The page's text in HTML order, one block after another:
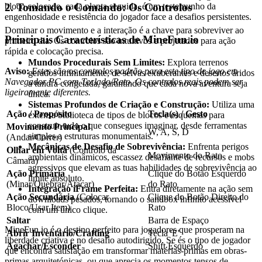
bloco colocado, cada planta seguida, é um testemunho da
engenhosidade e resistência do jogador face a desafios persistentes.
Principais Características de MineFun.io
Mundos Procedurais Sem Limites: Explora terrenos
gerados infinitamente, de selvas exuberantes e desertos áridos
a tundra congelada, garantindo que cada nova aventura seja
única.
Sistemas Profundos de Criação e Construção: Utiliza uma
extensa biblioteca de tipos de blocos e esquemas para
construir tudo o que consegues imaginar, desde ferramentas
simples a estruturas monumentais.
Mecânicas de Desafio de Sobrevivência: Enfrenta perigos
ambientais dinâmicos, escassez desafiante de recursos e mobs
agressivos que elevam as tuas habilidades de sobrevivência ao
limite absoluto.
Integração iFrame Perfeita: Entra diretamente na ação sem
downloads pesados, tornando o sandbox infinito acessível
com um único clique.
MineFun.io é o destino perfeito para jogadores que prosperam na
liberdade criativa e no desafio autodirigido. Se és o tipo de jogador
que encontra satisfação em transformar matérias-primas em obras-
2. Tomando o Comando: Os Controlos
Dominar o movimento e a interação é a chave para sobreviver ao
primeiro dia. Os controlos são intuitivos e projetados para ação
rápida e colocação precisa.
Aviso: Estes são os controlos padrão para este tipo de jogo em
Navegador PC com Teclado/Rato. Os controlos reais podem ser
ligeiramente diferentes.
Ação / Propósito
Tecla(s) / Gesto
Movimento Principal
(Andar/Correr)
W, A, S, D
Olhar em Volta(Controlo da
Câmara)
Movimento do Rato
Ação Primária
(Minar/Quebrar/Atacar)
Clique do Botão Esquerdo
do Rato
Ação Secundária(Colocar
Bloco/Usar Item)
Clique do Botão Direito do
Rato
Saltar
Barra de Espaço
Abrir Inventário/Crafting
Tecla 'E'
Agachar/Esconder
Shift Esquerdo